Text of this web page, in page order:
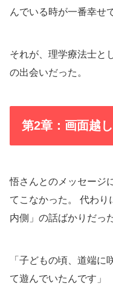
んでいる時が一番幸せ
それが、理学療法士と
の出会いだった。
第2章：画面越
悟さんとのメッセージ
てこなかった。 代わ
内側」の話ばかりだっ
「子どもの頃、道端
て遊んでいたんです」